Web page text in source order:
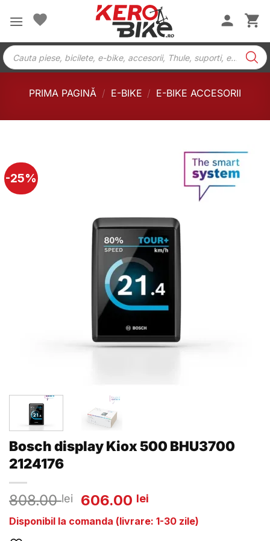
Products
search
PRIMA PAGINĂ / E-BIKE / E-BIKE ACCESORII
-25%
Bosch display Kiox 500 BHU3700
2124176
808.00lei
Prețul
inițial
a
606.00 lei
curent
este:
Disponibil la comanda (livrare: 1-30 zile)